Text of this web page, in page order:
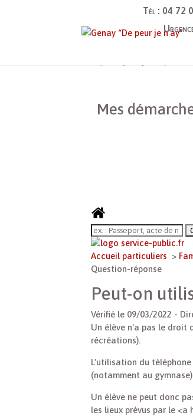
Tél : 04 72
Mes
Accueil particuliers >
Question-réponse
Peut-on
Vérifié le 09/03/2022 -
Un élève n'a pas le droit
récréations).
L'utilisation du
(notamment au gymnase).
Un élève ne peut donc
les lieux prévus par le